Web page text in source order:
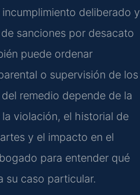
deliberado y
sanciones por desacato
puede ordenar
o supervisión de los
remedio depende de la
violación, el historial de
y el impacto en el
para entender qué
su caso particular.